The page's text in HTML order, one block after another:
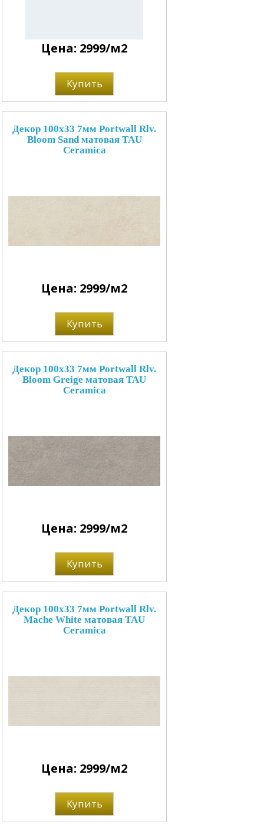
Цена: 2999/м2
Купить
Декор 100x33 7мм Portwall Rlv.
Bloom Sand матовая TAU
Ceramica
Цена: 2999/м2
Купить
Декор 100x33 7мм Portwall Rlv.
Bloom Greige матовая TAU
Ceramica
Цена: 2999/м2
Купить
Декор 100x33 7мм Portwall Rlv.
Mache White матовая TAU
Ceramica
Цена: 2999/м2
Купить